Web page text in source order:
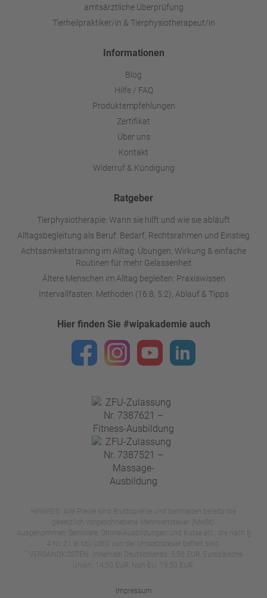
amtsärztliche Überprüfung
Tierheilpraktiker/in & Tierphysiotherapeut/in
Informationen
Blog
Hilfe / FAQ
Produktempfehlungen
Zertifikat
Über uns
Kontakt
Widerruf & Kündigung
Ratgeber
Tierphysiotherapie: Wann sie hilft und wie sie abläuft
Alltagsbegleitung als Beruf: Bedarf, Rechtsrahmen und Einstieg
Achtsamkeitstraining im Alltag: Übungen, Wirkung & einfache
Routinen für mehr Gelassenheit
Ältere Menschen im Alltag begleiten: Praxiswissen
Intervallfasten: Methoden (16:8, 5:2), Ablauf & Tipps
Hier finden Sie #wipakademie auch
HINWEIS: Alle Preise sind Bruttopreise und beinhalten bereits die
gesetzlich vorgeschriebene Mehrwertsteuer (MwSt).
Ausgenommen Seminare, Online-Ausbildungen und Kurse etc., die nach §
4 Nr. 21 a) bb) UStG von der Umsatzsteuer befreit sind.
VERSANDKOSTEN: Innerhalb Deutschlands: 5,50 EUR, Europäische
Union: 14,50 EUR, Non-EU: 19,50 EUR.
Impressum